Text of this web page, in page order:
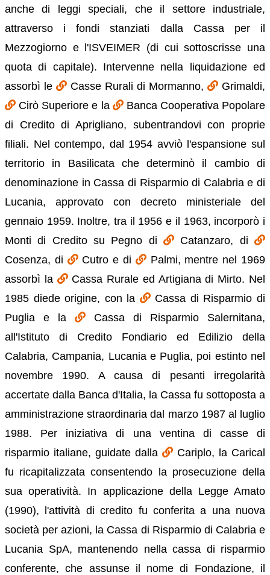
anche di leggi speciali, che il settore industriale,
attraverso i fondi stanziati dalla Cassa per il
Mezzogiorno e l'ISVEIMER (di cui sottoscrisse una
quota di capitale). Intervenne nella liquidazione ed
assorbì le
Casse Rurali di Mormanno,
Grimaldi,
Cirò Superiore e la
Banca Cooperativa Popolare
di Credito di Aprigliano, subentrandovi con proprie
filiali. Nel contempo, dal 1954 avviò l'espansione sul
territorio in Basilicata che determinò il cambio di
denominazione in Cassa di Risparmio di Calabria e di
Lucania, approvato con decreto ministeriale del
gennaio 1959. Inoltre, tra il 1956 e il 1963, incorporò i
Monti di Credito su Pegno di
Catanzaro, di
Cosenza, di
Cutro e di
Palmi, mentre nel 1969
assorbì la
Cassa Rurale ed Artigiana di Mirto. Nel
1985 diede origine, con la
Cassa di Risparmio di
Puglia e la
Cassa di Risparmio Salernitana,
all'Istituto di Credito Fondiario ed Edilizio della
Calabria, Campania, Lucania e Puglia, poi estinto nel
novembre 1990. A causa di pesanti irregolarità
accertate dalla Banca d'Italia, la Cassa fu sottoposta a
amministrazione straordinaria dal marzo 1987 al luglio
1988. Per iniziativa di una ventina di casse di
risparmio italiane, guidate dalla
Cariplo, la Carical
fu ricapitalizzata consentendo la prosecuzione della
sua operatività. In applicazione della Legge Amato
(1990), l'attività di credito fu conferita a una nuova
società per azioni, la Cassa di Risparmio di Calabria e
Lucania SpA, mantenendo nella cassa di risparmio
conferente, che assunse il nome di Fondazione, il